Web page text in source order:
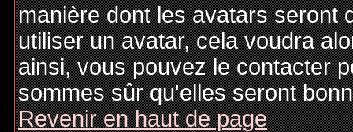
manière dont les avatars seront
utiliser un avatar, cela voudra
ainsi, vous pouvez le contacter
sommes sûr qu'elles seront
Revenir en haut de page